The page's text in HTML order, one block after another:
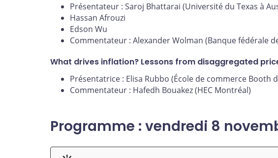
Présentateur : Saroj Bhattarai (Université du Texas à
Hassan Afrouzi
Edson Wu
Commentateur : Alexander Wolman (Banque fédérale
What drives inflation? Lessons from disaggregated
Présentatrice : Elisa Rubbo (École de commerce Booth
Commentateur : Hafedh Bouakez (HEC Montréal)
Programme : vendredi 8